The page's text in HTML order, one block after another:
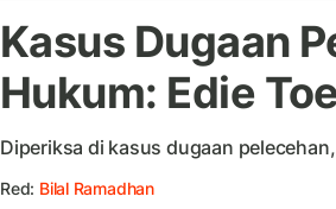
Kasus Dugaan
Hukum: Edie
Diperiksa di kasus dugaan
Red: Bilal Ramadhan